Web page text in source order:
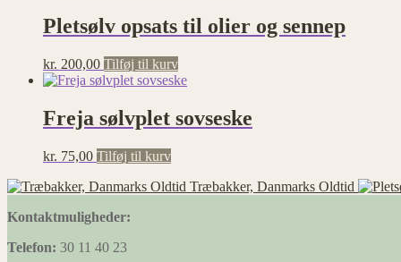
Pletsølv opsats til olier og sennep
kr. 200,00 Tilføj til kurv
Freja sølvplet sovseske
kr. 75,00 Tilføj til kurv
Træbakker, Danmarks Oldtid
Kontaktmuligheder:
Telefon: 30 11 40 23